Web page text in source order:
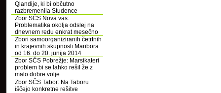
Qlandije, ki bi občutno
razbremenila Studence
Zbor SČS Nova vas:
Problematika okolja odslej na
dnevnem redu enkrat mesečno
Zbori samoorganiziranih četrtnih
in krajevnih skupnosti Maribora
od 16. do 20. junija 2014
Zbor SČS Pobrežje: Marsikateri
problem bi se lahko rešil že z
malo dobre volje
Zbor SČS Tabor: Na Taboru
iščejo konkretne rešitve